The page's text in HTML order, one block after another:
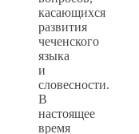
касающихся
развития
чеченского
языка
и
словесности.
В
настоящее
время